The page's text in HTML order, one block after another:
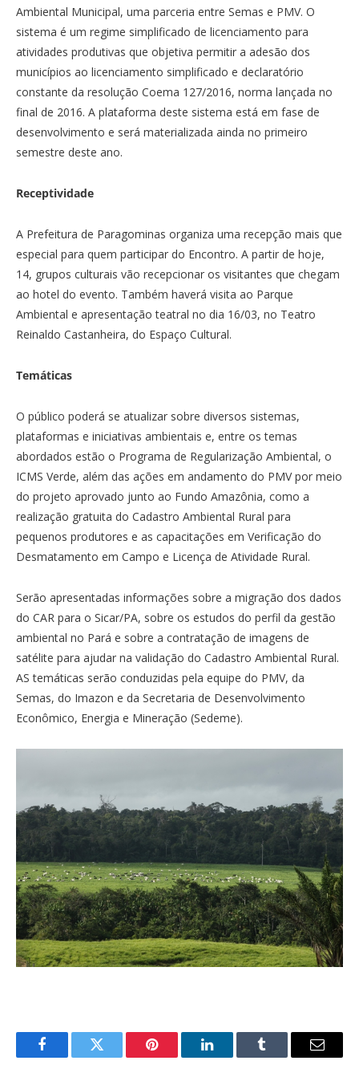
Ambiental Municipal, uma parceria entre Semas e PMV. O
sistema é um regime simplificado de licenciamento para
atividades produtivas que objetiva permitir a adesão dos
municípios ao licenciamento simplificado e declaratório
constante da resolução Coema 127/2016, norma lançada no
final de 2016. A plataforma deste sistema está em fase de
desenvolvimento e será materializada ainda no primeiro
semestre deste ano.
Receptividade
A Prefeitura de Paragominas organiza uma recepção mais que
especial para quem participar do Encontro. A partir de hoje,
14, grupos culturais vão recepcionar os visitantes que chegam
ao hotel do evento. Também haverá visita ao Parque
Ambiental e apresentação teatral no dia 16/03, no Teatro
Reinaldo Castanheira, do Espaço Cultural.
Temáticas
O público poderá se atualizar sobre diversos sistemas,
plataformas e iniciativas ambientais e, entre os temas
abordados estão o Programa de Regularização Ambiental, o
ICMS Verde, além das ações em andamento do PMV por meio
do projeto aprovado junto ao Fundo Amazônia, como a
realização gratuita do Cadastro Ambiental Rural para
pequenos produtores e as capacitações em Verificação do
Desmatamento em Campo e Licença de Atividade Rural.
Serão apresentadas informações sobre a migração dos dados
do CAR para o Sicar/PA, sobre os estudos do perfil da gestão
ambiental no Pará e sobre a contratação de imagens de
satélite para ajudar na validação do Cadastro Ambiental Rural.
AS temáticas serão conduzidas pela equipe do PMV, da
Semas, do Imazon e da Secretaria de Desenvolvimento
Econômico, Energia e Mineração (Sedeme).
FacebookTwitter Pinterest LinkedInTumblr Email